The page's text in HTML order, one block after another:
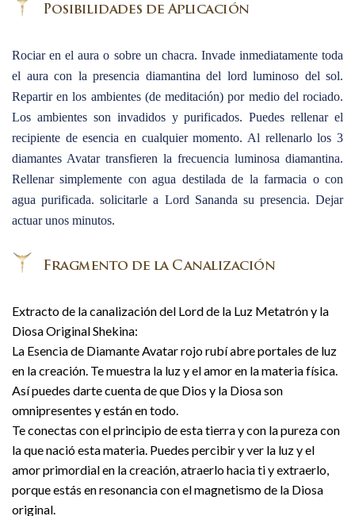
Rociar en el aura o sobre un chacra. Invade inmediatamente toda
el aura con la presencia diamantina del lord luminoso del sol.
Repartir en los ambientes (de meditación) por medio del rociado.
Los ambientes son invadidos y purificados. Puedes rellenar el
recipiente de esencia en cualquier momento. Al rellenarlo los 3
diamantes Avatar transfieren la frecuencia luminosa diamantina.
Rellenar simplemente con agua destilada de la farmacia o con
agua purificada. solicitarle a Lord Sananda su presencia. Dejar
actuar unos minutos.
Extracto de la canalización del Lord de la Luz Metatrón y la
Diosa Original Shekina:
La Esencia de Diamante Avatar rojo rubí abre portales de luz
en la creación. Te muestra la luz y el amor en la materia física.
Así puedes darte cuenta de que Dios y la Diosa son
omnipresentes y están en todo.
Te conectas con el principio de esta tierra y con la pureza con
la que nació esta materia. Puedes percibir y ver la luz y el
amor primordial en la creación, atraerlo hacia ti y extraerlo,
porque estás en resonancia con el magnetismo de la Diosa
original.